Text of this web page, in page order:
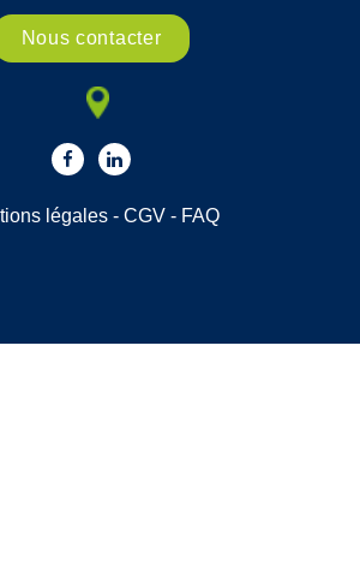
Nous contacter
légales - CGV - FAQ